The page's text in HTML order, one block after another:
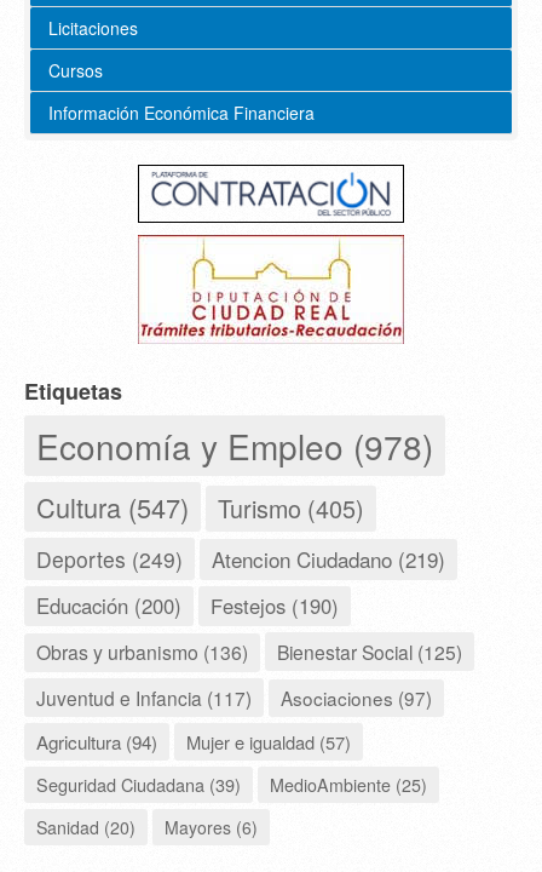
Licitaciones
Cursos
Información Económica Financiera
Etiquetas
Economía y Empleo (978)
Cultura (547) Turismo (405)
Deportes (249) Atencion Ciudadano (219)
Educación (200) Festejos (190)
Obras y urbanismo (136)
Bienestar Social (125)
Juventud e Infancia (117)
Asociaciones (97)
Agricultura (94)
Mujer e igualdad (57)
Seguridad Ciudadana (39)
MedioAmbiente (25)
Sanidad (20)
Mayores (6)